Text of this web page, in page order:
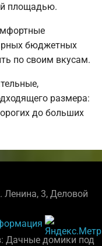
площадью.
бюджетных
по своим вкусам.
размера:
до больших
Ленина, 3, Деловой
Дачные домики под